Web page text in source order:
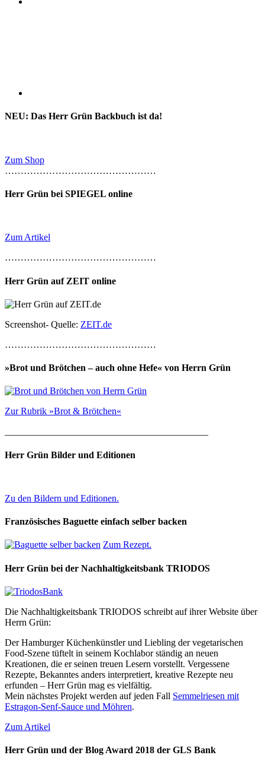
NEU: Das Herr Grün Backbuch ist da!
Zum Shop
…………………………………………
Herr Grün bei SPIEGEL online
Zum Artikel
…………………………………………
Herr Grün auf ZEIT online
Screenshot- Quelle: ZEIT.de
…………………………………………
»Brot und Brötchen – auch ohne Hefe« von Herrn Grün
Zur Rubrik »Brot & Brötchen«
Herr Grün Bilder und Editionen
Zu den Bildern und Editionen.
Französisches Baguette einfach selber backen
Zum Rezept.
Herr Grün bei der Nachhaltigkeitsbank TRIODOS
Die Nachhaltigkeitsbank TRIODOS schreibt auf ihrer Website über
Herrn Grün:
Der Hamburger Küchenkünstler und Liebling der vegetarischen
Food-Szene tüftelt in seinem Kochlabor ständig an neuen
Kreationen, die er seinen treuen Lesern vorstellt. Vergessene
Rezepte, Bekanntes anders interpretiert, kreative Rezepte neu
erfunden – Herr Grün mag es vielfältig.
Mein nächstes Projekt werden auf jeden Fall Semmelriesen mit
Estragon-Senf-Sauce und Möhren.
Zum Artikel
Herr Grün und der Blog Award 2018 der GLS Bank